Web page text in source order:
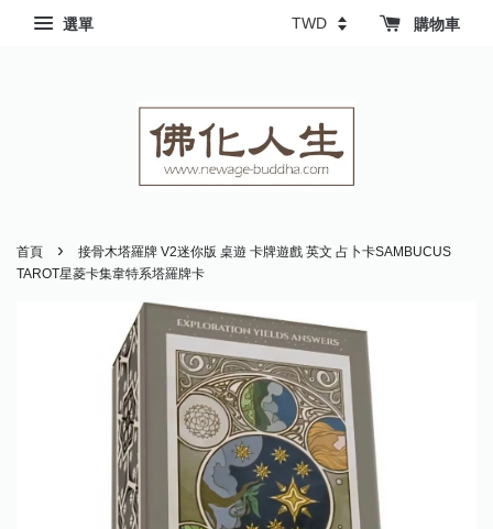
選單 購物車
首頁 ›
接骨木塔羅牌 V2迷你版 桌遊 卡牌遊戲 英文 占卜卡SAMBUCUS
TAROT星菱卡集韋特系塔羅牌卡